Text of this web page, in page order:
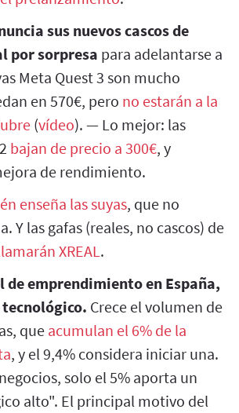
sus nuevos cascos de
por sorpresa para adelantarse a
Meta Quest 3 son mucho
en 570€, pero no estarán a la
(vídeo). — Lo mejor: las
bajan de precio a 300€, y
de rendimiento.
enseña las suyas, que no
Y las gafas (reales, no cascos) de
XREAL .
de emprendimiento en España,
Crece el volumen de
que acumulan el 6% de la
, y el 9,4% considera iniciar una.
solo el 5% aporta un
alto". El principal motivo del